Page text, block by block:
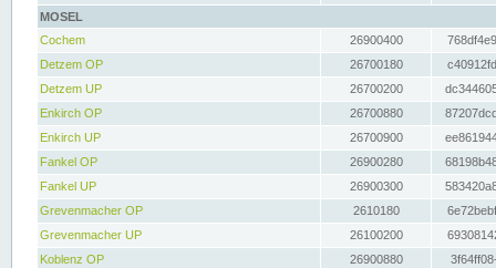
MOSEL
Cochem
26900400
Detzem OP
26700180
Detzem UP
26700200
Enkirch OP
26700880
Enkirch UP
26700900
Fankel OP
26900280
Fankel UP
26900300
Grevenmacher OP
2610180
Grevenmacher UP
26100200
Koblenz OP
26900880